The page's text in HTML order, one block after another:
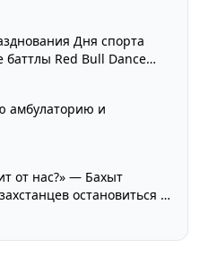
Дня спорта
Red Bull Dance
амбулаторию и
от нас?» — Бахыт
остановиться и